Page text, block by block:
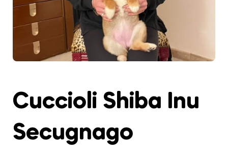
Cuccioli Shiba Inu
Secugnago